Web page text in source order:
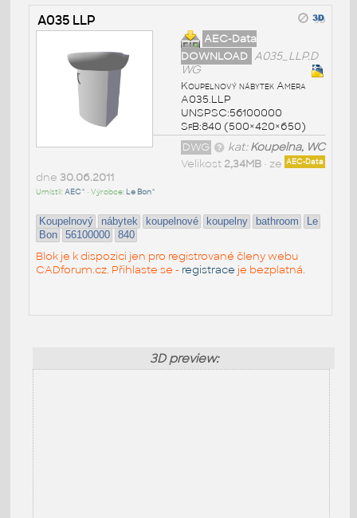
A035 LLP
AEC-Data
DOWNLOAD A035_LLP.D
WG
Koupelnový nábytek Amera
A035.LLP
UNSPSC:56100000
SfB:840 (500×420×650)
kat:Koupelna, WC
DWG
AEC-Data
Velikost 2,34MB• ze
dne 30.06.2011
Umístil:AEC^ • Výrobce: Le Bon^
Koupelnový nábytek koupelnové koupelny bathroom
Le
Bon
56100000 840
Blok je k dispozici jen pro registrované členy webu
CADforum.cz. Přihlaste se - registrace je bezplatná.
3D preview: